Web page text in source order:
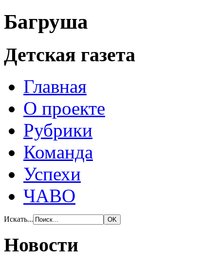
Багруша
Детская газета
Главная
О проекте
Рубрики
Команда
Успехи
ЧАВО
Искать...
Новости